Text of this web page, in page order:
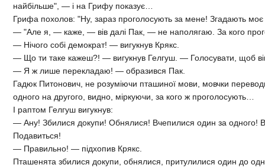
найбільше", — і на Грифу показує…
Грифа похолов: "Ну, зараз проголосують за мене! Згадають
— "Але я, — каже, — вів далі Пак, — не наполягаю. За кого
— Нічого собі демократ! — вигукнув Крякс.
— Що ти таке кажеш?! — вигукнув Гелгуш. — Голосувати, щоб він
— Я ж лише перекладаю! — образився Пак.
Гадюк Питонович, не розуміючи пташиної мови, мовчки
одного на другого, видно, міркуючи, за кого ж проголосують…
І раптом Гелгуш вигукнув:
— Ану! Збилися докупи! Обнялися! Вчепилися один за одного!
Подавиться!
— Правильно! — підхопив Крякс.
Пташенята збилися докупи, обнялися, притулилися один до